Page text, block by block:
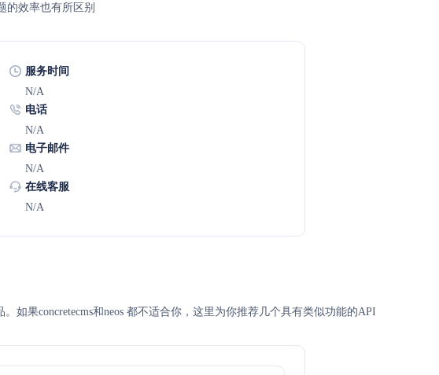
的效率也有所区别
服务时间
N/A
电话
N/A
电子邮件
N/A
在线客服
N/A
如果concretecms和neos 都不适合你，这里为你推荐几个具有类似功能的API